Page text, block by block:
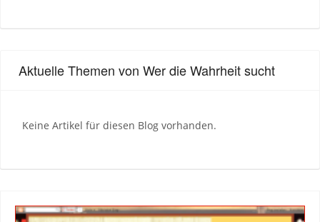
Aktuelle Themen von Wer die Wahrheit sucht
Keine Artikel für diesen Blog vorhanden.